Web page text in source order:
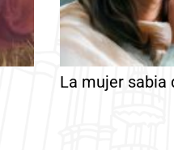
La mujer sabia